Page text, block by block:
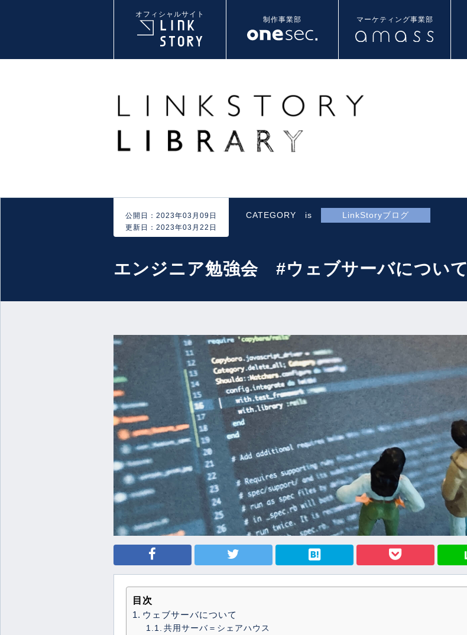
オフィシャルサイト
制作事業部 マーケティング事業部
公開日：2023年03月09日
更新日：2023年03月22日
CATEGORY is LinkStoryブログ
エンジニア勉強会 #ウェブサーバについて
hatenabookmark
目次
ウェブサーバについて
共用サーバ＝シェアハウス